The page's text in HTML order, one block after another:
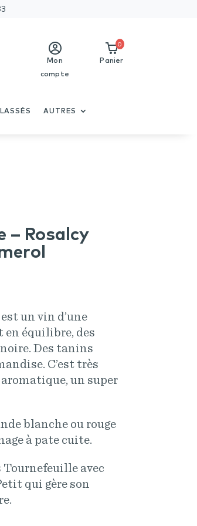
Mon
compte
Panier
0
AUTRES
– Rosalcy
un vin d’une
en équilibre, des
Des tanins
C’est très
un super
blanche ou rouge
à pate cuite.
avec
qui gère son